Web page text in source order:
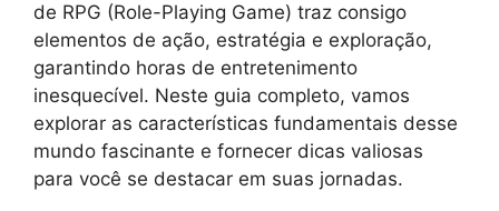
de RPG (Role-Playing Game) traz consigo
elementos de ação, estratégia e exploração,
garantindo horas de entretenimento
inesquecível. Neste guia completo, vamos
explorar as características fundamentais desse
mundo fascinante e fornecer dicas valiosas
para você se destacar em suas jornadas.